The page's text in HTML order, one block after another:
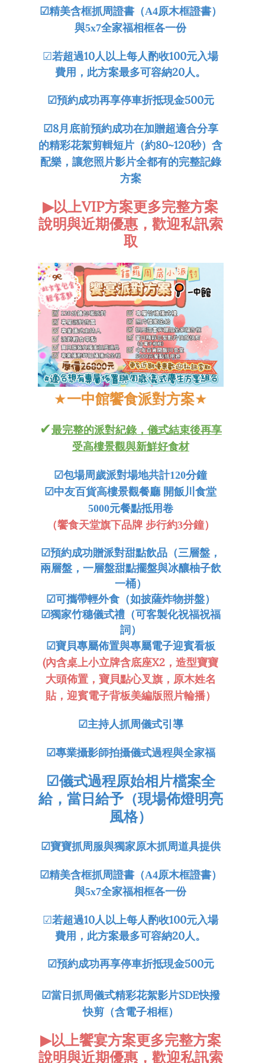
☑精美含框抓周證書（A4原木框證書）
與5x7全家福相框各一份
☑若超過10人以上每人酌收100元入場
費用，此方案最多可容納20人。
☑預約成功再享停車折抵現金500元
☑8月底前預約成功在加贈超適合分享
的精彩花絮剪輯短片（約80~120秒）含
配樂，讓您照片影片全都有的完整記錄
方案
▶以上VIP方案更多完整方案
說明與近期優惠，歡迎私訊索
取
★一中館饗食派對方案★
✔最完整的派對紀錄，儀式結束後再享
受高樓景觀與新鮮好食材
☑包場周歲派對場地共計120分鐘
☑中友百貨高樓景觀餐廳 開飯川食堂
5000元餐點抵用卷
（饗食天堂旗下品牌 步行約3分鐘）
☑預約成功贈派對甜點飲品（三層盤，
兩層盤，一層盤甜點擺盤與冰釀柚子飲
一桶）
☑可攜帶輕外食（如披薩炸物拼盤）
☑獨家竹穗儀式禮（可客製化祝福祝福
詞）
☑寶貝專屬佈置與專屬電子迎賓看板
(內含桌上小立牌含底座X2，造型寶寶
大頭佈置，寶貝點心叉旗，原木姓名
貼，迎賓電子背板美編版照片輪播）
☑主持人抓周儀式引導
☑專業攝影師拍攝儀式過程與全家福
☑儀式過程原始相片檔案全
給，當日給予（現場佈燈明亮
風格）
☑寶寶抓周服與獨家原木抓周道具提供
☑精美含框抓周證書（A4原木框證書）
與5x7全家福相框各一份
☑若超過10人以上每人酌收100元入場
費用，此方案最多可容納20人。
☑預約成功再享停車折抵現金500元
☑當日抓周儀式精彩花絮影片SDE快撥
快剪（含電子相框）
▶以上饗宴方案更多完整方案
說明與近期優惠，歡迎私訊索